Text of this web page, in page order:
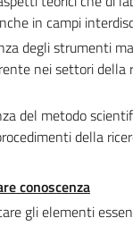
in campi
degli strumenti
nei settori della
del metodo
della
conoscenza
gli elementi